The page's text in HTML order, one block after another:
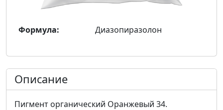
Формула: Диазопиразолон
Описание
Пигмент органический Оранжевый 34.